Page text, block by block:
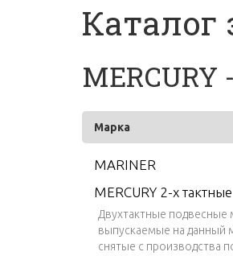
Каталог
MERCURY
Марка
MARINER
MERCURY 2-х тактные
Двухтактные подвесные
выпускаемые на данный
снятые с производства